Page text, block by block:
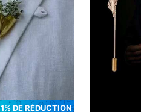
DE RÉDUCTION